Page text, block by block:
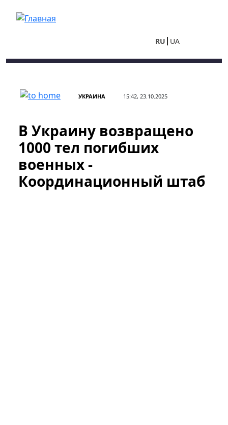
RU UA
УКРАИНА 15:42, 23.10.2025
В Украину возвращено
1000 тел погибших
военных -
Координационный штаб